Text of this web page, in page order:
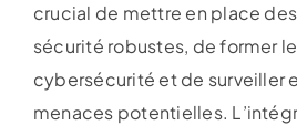
crucial de mettre en place
sécurité robustes, de former
cybersécurité et de surveiller
menaces potentielles.